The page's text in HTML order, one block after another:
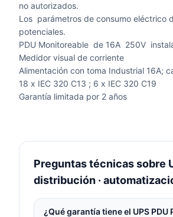
no autorizados.
Los parámetros de consumo eléctrico
potenciales.
PDU Monitoreable de 16A 250V
Medidor visual de corriente
Alimentación con toma Industrial 16A;
18 x IEC 320 C13 ; 6 x IEC 320 C19
Garantía limitada por 2 años
Preguntas técnicas sobre
distribución ·
¿Qué garantía tiene el UPS